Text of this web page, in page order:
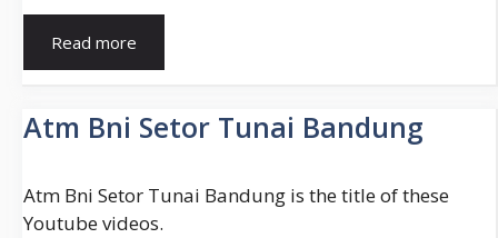
Read more
L565
Atm Bni Setor Tunai Bandung
Atm Bni Setor Tunai Bandung is the title of these
Youtube videos.